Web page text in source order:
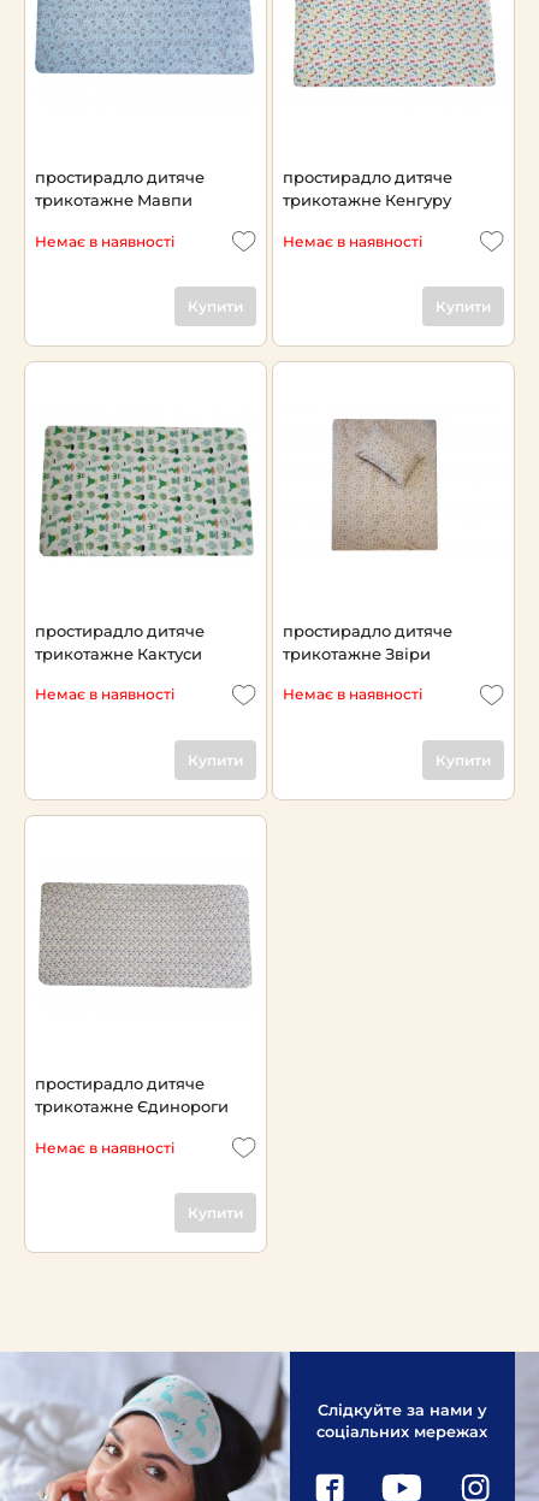
простирадло дитяче
трикотажне Мавпи
Немає в наявності
Купити
простирадло дитяче
трикотажне Кенгуру
Немає в наявності
Купити
простирадло дитяче
трикотажне Кактуси
Немає в наявності
Купити
простирадло дитяче
трикотажне Звіри
Немає в наявності
Купити
простирадло дитяче
трикотажне Єдинороги
Немає в наявності
Купити
Слідкуйте за нами у
соціальних мережах